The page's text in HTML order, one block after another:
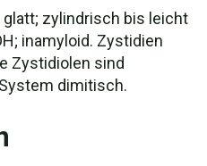
glatt; zylindrisch bis leicht
inamyloid. Zystidien
Zystidiolen sind
dimitisch.